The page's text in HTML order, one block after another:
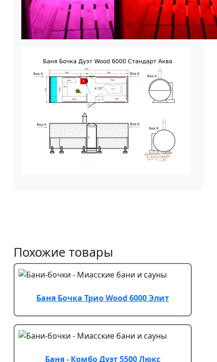
Похожие товары
Баня Бочка Трио Wood 6000 Элит
Баня - Комбо Дуэт 5500 Люкс